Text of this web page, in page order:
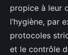
propice à leur
l’hygiène, par
protocoles
et le contrôle